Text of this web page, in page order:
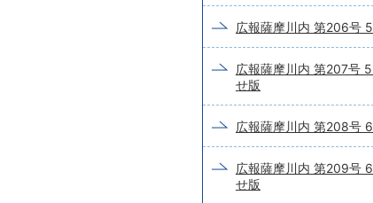
広報薩摩川内 第206号
広報薩摩川内 第207号
せ版
広報薩摩川内 第208号
広報薩摩川内 第209号
せ版